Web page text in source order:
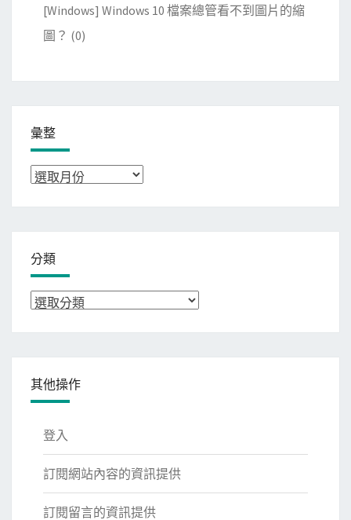
[Windows] Windows 10 檔案總管看不到圖片的縮
圖？ (0)
彙整
彙
分類
分
其他操作
登入
訂閱網站內容的資訊提供
訂閱留言的資訊提供